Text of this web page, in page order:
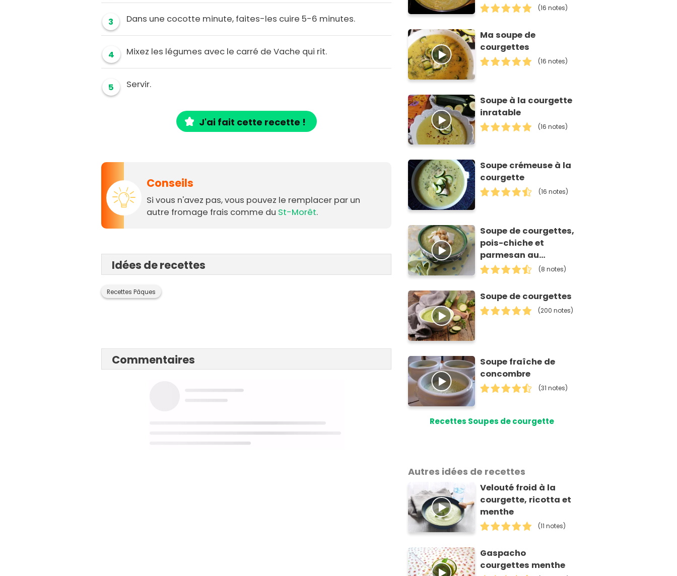
3 Dans une cocotte minute, faites-les cuire 5-6 minutes.
4 Mixez les légumes avec le carré de Vache qui rit.
5 Servir.
J'ai fait cette recette !
Conseils
Si vous n'avez pas, vous pouvez le remplacer par un
autre fromage frais comme du St-Morêt.
Idées de recettes
Recettes Pâques
Commentaires
(16 notes)
Ma soupe de
courgettes
(16 notes)
Soupe à la courgette
inratable
(16 notes)
Soupe crémeuse à la
courgette
(16 notes)
Soupe de courgettes,
pois-chiche et
parmesan au
Companion
(8 notes)
Soupe de courgettes
(200 notes)
Soupe fraîche de
concombre
(31 notes)
Recettes Soupes de courgette
Autres idées de recettes
Velouté froid à la
courgette, ricotta et
menthe
(11 notes)
Gaspacho
courgettes menthe